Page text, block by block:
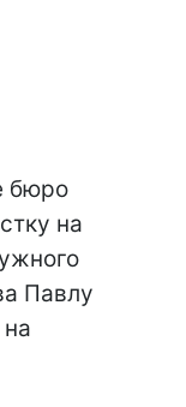
бюро
на
Павлу